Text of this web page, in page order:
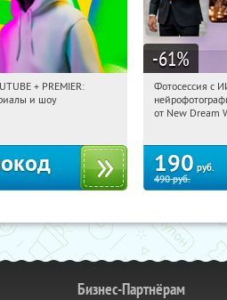
Получили:
+ PREMIER:
и шоу
-61%
19:31:21
Россия
Фотосессия с
от New Dream
190 руб.
490руб.
Бизнес-Партнёрам